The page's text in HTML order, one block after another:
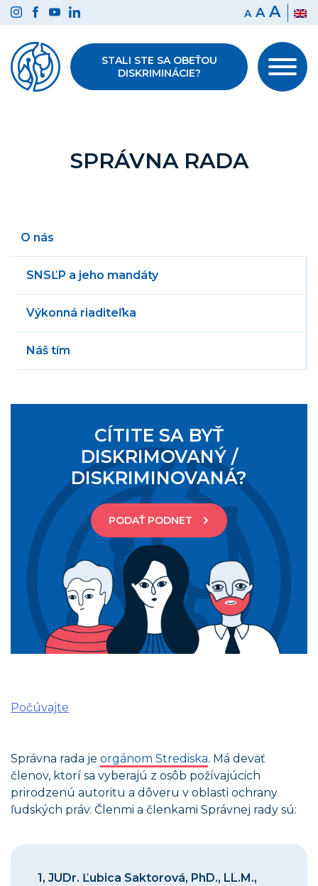
Preskočiť
na
obsah
A A A
STALI STE SA OBEŤOU
DISKRIMINÁCIE?
SPRÁVNA RADA
O nás
SNSĽP a jeho mandáty
Výkonná riaditeľka
Náš tím
CÍTITE SA BYŤ
DISKRIMOVANÝ /
DISKRIMINOVANÁ?
PODAŤ PODNET
Počúvajte
Správna rada je orgánom Strediska. Má deväť
členov, ktorí sa vyberajú z osôb požívajúcich
prirodzenú autoritu a dôveru v oblasti ochrany
ľudských práv. Členmi a členkami Správnej rady sú:
1, JUDr. Ľubica Saktorová, PhD., LL.M.,